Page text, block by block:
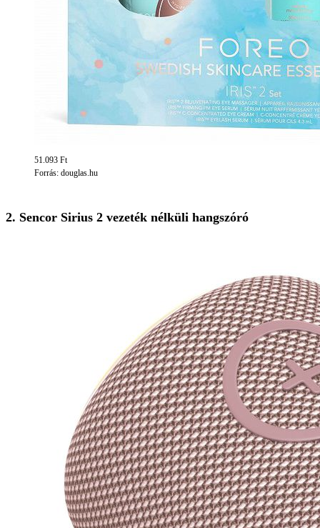
51.093 Ft
Forrás: douglas.hu
2. Sencor Sirius 2 vezeték nélküli hangszóró